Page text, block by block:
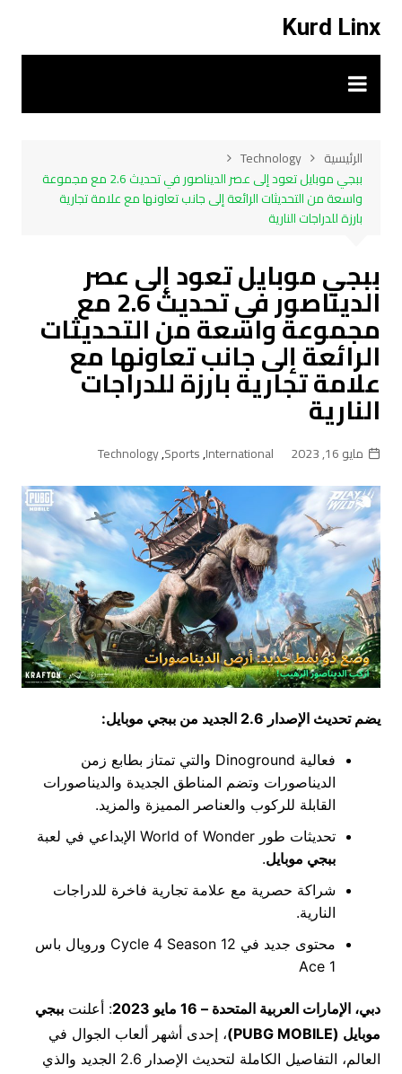
المحتوى
Kurd Linx
الرئيسية
Technology
ببجي موبايل تعود إلى عصر الديناصور في تحديث 2.6 مع مجموعة
واسعة من التحديثات الرائعة إلى جانب تعاونها مع علامة تجارية
بارزة للدراجات النارية
ببجي موبايل تعود إلى عصر
الديناصور في تحديث 2.6 مع
مجموعة واسعة من التحديثات
الرائعة إلى جانب تعاونها مع
علامة تجارية بارزة للدراجات
النارية
مايو 16, 2023 International
,
Sports
,
Technology
يضم تحديث الإصدار 2.6 الجديد من ببجي موبايل:
فعالية Dinoground والتي تمتاز بطابع زمن
الديناصورات وتضم المناطق الجديدة والديناصورات
القابلة للركوب والعناصر المميزة والمزيد.
تحديثات طور World of Wonder الإبداعي في لعبة
ببجي موبايل.
شراكة حصرية مع علامة تجارية فاخرة للدراجات
النارية.
محتوى جديد في Cycle 4 Season 12 ورويال باس
Ace 1
دبي، الإمارات العربية المتحدة – 16 مايو 2023 : أعلنت ببجي
موبايل (PUBG MOBILE
)، إحدى أشهر ألعاب الجوال في
العالم، التفاصيل الكاملة لتحديث الإصدار 2.6 الجديد والذي